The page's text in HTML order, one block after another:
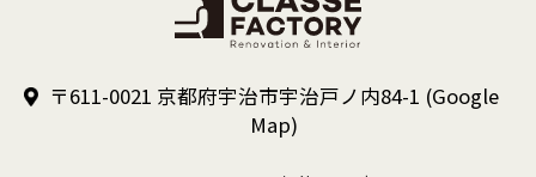
〒611-0021 京都府宇治市宇治戸ノ内84-1 (Google
Map)